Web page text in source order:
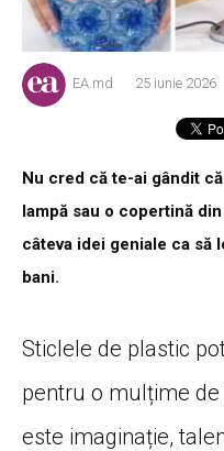
EA.md 25 iunie 2026
Nu cred că te-ai gândit
lampă sau o copertină
câteva idei geniale ca să
bani.
Sticlele de plastic
pentru o mulțime
este imaginație,